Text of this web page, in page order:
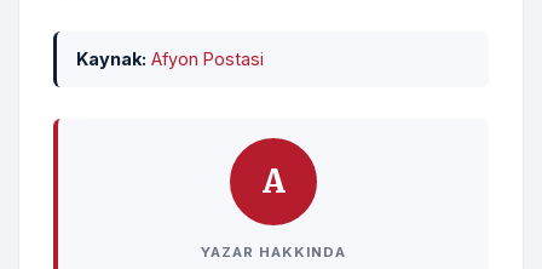
Kaynak: Afyon Postasi
A
YAZAR HAKKINDA